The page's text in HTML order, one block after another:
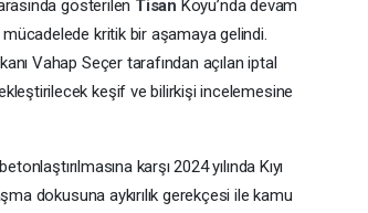
gösterilen Tisan Koyu’nda devam
kritik bir aşamaya gelindi.
Vahap Seçer tarafından açılan iptal
keşif ve bilirkişi incelemesine
betonlaştırılmasına karşı 2024 yılında Kıyı
dokusuna aykırılık gerekçesi ile kamu